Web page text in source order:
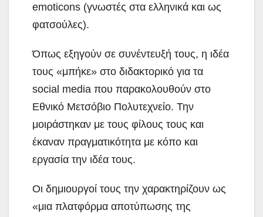
emoticons (γνωστές στα ελληνικά και ως
φατσούλες).
Όπως εξηγούν σε συνέντευξή τους, η ιδέα
τους «μπήκε» στο διδακτορικό για τα
social media που παρακολουθούν στο
Εθνικό Μετσόβιο Πολυτεχνείο. Την
μοιράστηκαν με τους φίλους τους και
έκαναν πραγματικότητα με κόπο και
εργασία την ιδέα τους.
Οι δημιουργοί τους την χαρακτηρίζουν ως
«μια πλατφόρμα αποτύπωσης της